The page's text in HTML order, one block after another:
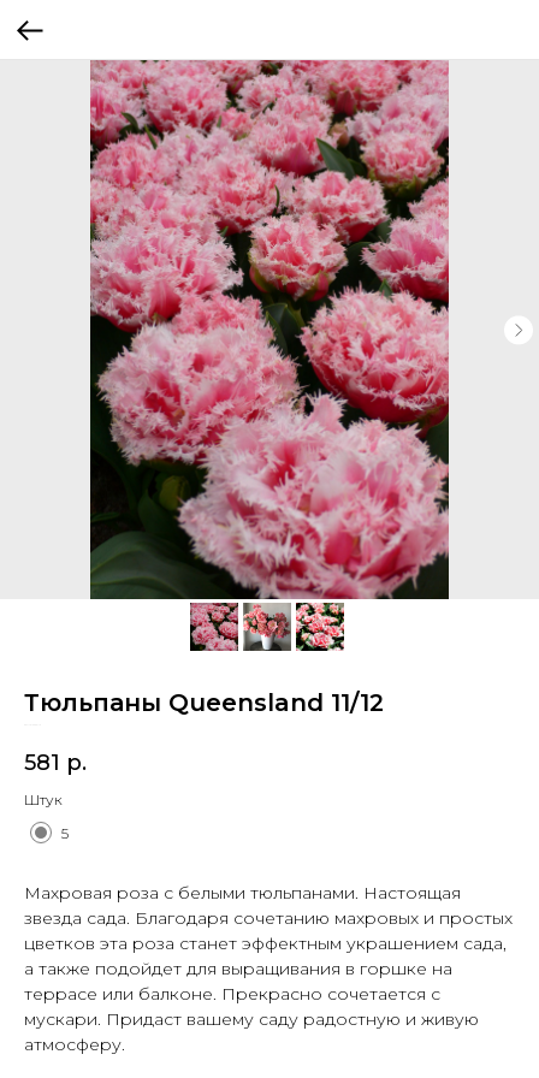
Тюльпаны Queensland 11/12
581 р.
Штук
5
Махровая роза с белыми тюльпанами. Настоящая
звезда сада. Благодаря сочетанию махровых и простых
цветков эта роза станет эффектным украшением сада,
а также подойдет для выращивания в горшке на
террасе или балконе. Прекрасно сочетается с
мускари. Придаст вашему саду радостную и живую
атмосферу.